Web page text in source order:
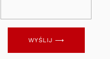
WYŚLIJ ⟶